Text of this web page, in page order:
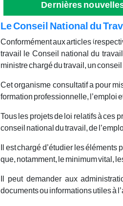
Dernières
Le Conseil National du
Conformément aux articles
travail le Conseil national du
ministre chargé du travail, un
Cet organisme consultatif a pour
formation professionnelle, l’emploi
Tous les projets de loi relatifs à ces
conseil national du travail, de
Il est chargé d’étudier les
que, notamment, le minimum vital,
Il peut demander aux
documents ou informations utiles à